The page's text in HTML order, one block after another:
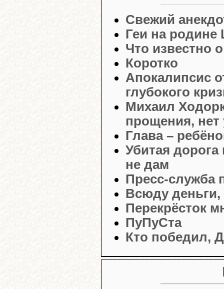
Свежий
Геи на родине
Что известно
Коротко
Апокалипсис
глубокого
Михаил
прощения, нет
Глава –
Убитая
не дам
Пресс-служба
Всюду деньги,
Перекрёсток
ПуПуСта
Кто победил,